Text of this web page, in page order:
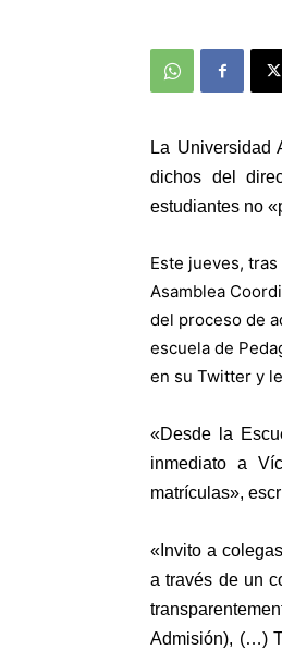
La Universidad
dichos del
estudiantes no
Este jueves,
Asamblea
del proceso de
escuela de
en su Twitter y
«Desde la
inmediato a
matrículas»,
«Invito a
a través de un
Admisión), (…)